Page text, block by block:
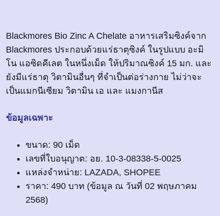
Blackmores Bio Zinc A Chelate อาหารเสริมซิงค์จาก
Blackmores ประกอบด้วยแร่ธาตุซิงค์ ในรูปแบบ อะมิ
โน แอซิดคีเลต ในหนึ่งเม็ด ให้ปริมาณซิงค์ 15 มก. และ
ยังมีแร่ธาตุ วิตามินอื่นๆ ที่จำเป็นต่อร่างกาย ไม่ว่าจะ
เป็นแมกนีเซียม วิตามิน เอ และ แมงกานีส
ข้อมูลเฉพาะ
ขนาด: 90 เม็ด
เลขที่ใบอนุญาต: อย. 10-3-08338-5-0025
แหล่งจำหน่าย: LAZADA, SHOPEE
ราคา: 490 บาท (ข้อมูล ณ วันที่ 02 พฤษภาคม
2568)